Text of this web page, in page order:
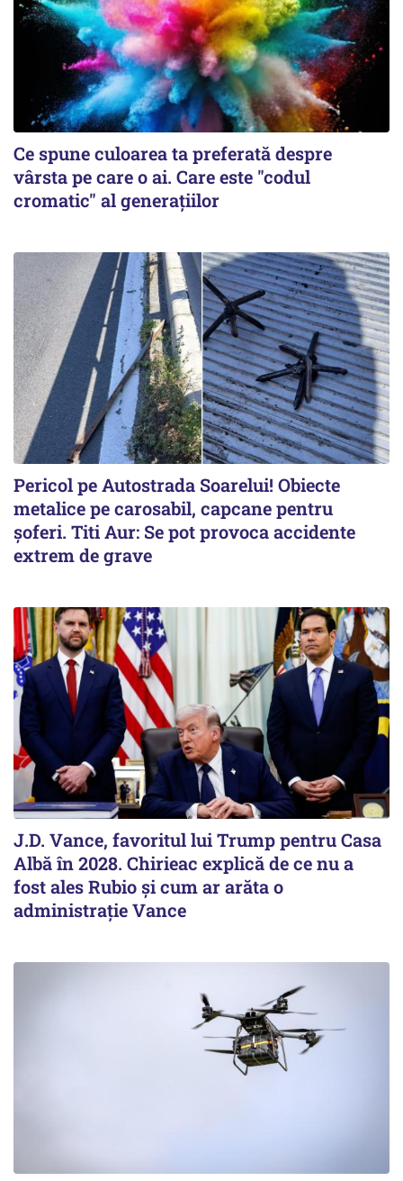
Ce spune culoarea ta preferată despre
vârsta pe care o ai. Care este "codul
cromatic" al generațiilor
Pericol pe Autostrada Soarelui! Obiecte
metalice pe carosabil, capcane pentru
șoferi. Titi Aur: Se pot provoca accidente
extrem de grave
J.D. Vance, favoritul lui Trump pentru Casa
Albă în 2028. Chirieac explică de ce nu a
fost ales Rubio și cum ar arăta o
administrație Vance